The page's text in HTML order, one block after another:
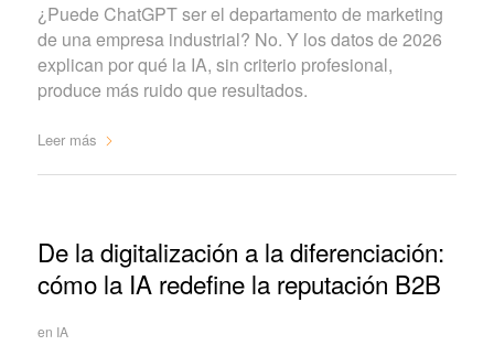
¿Puede ChatGPT ser el departamento de marketing
de una empresa industrial? No. Y los datos de 2026
explican por qué la IA, sin criterio profesional,
produce más ruido que resultados.
Leer más
De la digitalización a la diferenciación:
cómo la IA redefine la reputación B2B
en IA